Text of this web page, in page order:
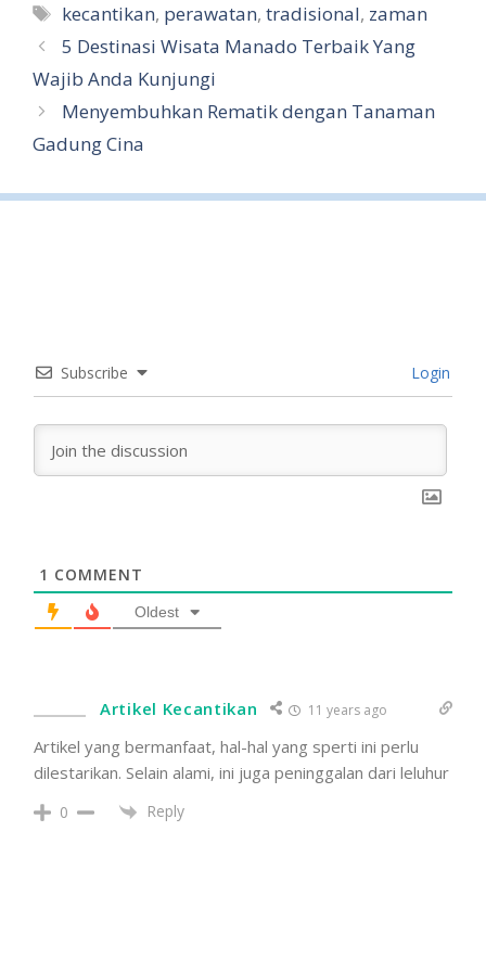
e
Tags
kecantikan, perawatan,tradisional, zaman
5 Destinasi Wisata Manado Terbaik Yang
Wajib Anda Kunjungi
Menyembuhkan Rematik dengan Tanaman
Gadung Cina
Subscribe Login
1 COMMENT
Oldest
Artikel Kecantikan 11 years ago
Artikel yang bermanfaat, hal-hal yang sperti ini perlu
dilestarikan. Selain alami, ini juga peninggalan dari leluhur
0 Reply